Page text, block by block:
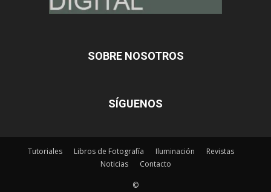
SOBRE NOSOTROS
SÍGUENOS
Tutoriales Libros de Fotografía Iluminación
Revistas
Noticias
Contacto
©